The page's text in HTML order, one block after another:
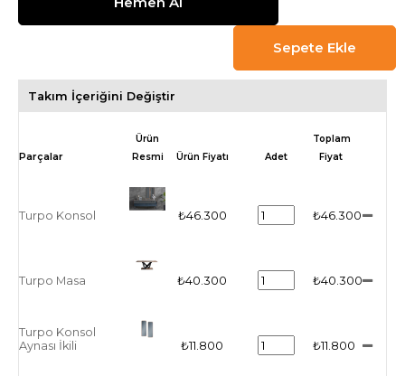
Takım İçeriğini Değiştir
Ürün
Resmi
Ürün Fiyatı Adet
Toplam
Fiyat
Turpo Konsol ₺46.300 ₺46.300
Turpo Masa ₺40.300 ₺40.300
Turpo Konsol
Aynası İkili
₺11.800 ₺11.800